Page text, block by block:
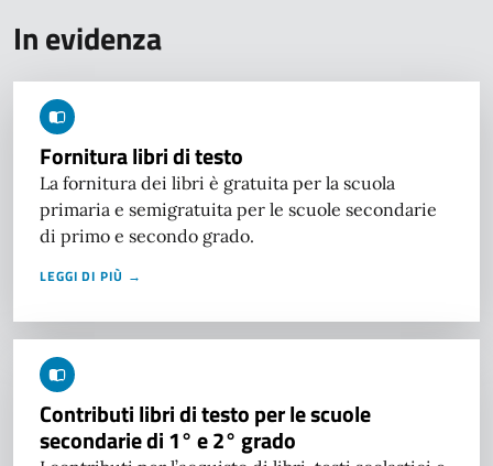
In evidenza
Fornitura libri di testo
La fornitura dei libri è gratuita per la scuola
primaria e semigratuita per le scuole secondarie
di primo e secondo grado.
LEGGI DI PIÙ →
Contributi libri di testo per le scuole
secondarie di 1° e 2° grado